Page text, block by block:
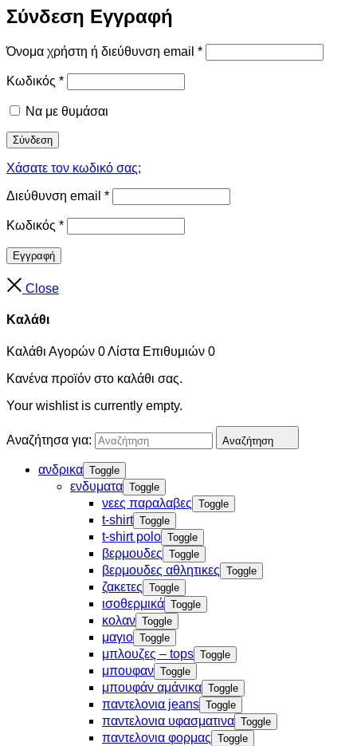
Σύνδεση Εγγραφή
Όνομα χρήστη ή διεύθυνση email *
Κωδικός *
Να με θυμάσαι
Σύνδεση
Χάσατε τον κωδικό σας;
Διεύθυνση email *
Κωδικός *
Εγγραφή
Close
Καλάθι
Καλάθι Αγορών 0Λίστα Επιθυμιών 0
Κανένα προϊόν στο καλάθι σας.
Your wishlist is currently empty.
Αναζήτησα για: Αναζήτηση
ανδρικα Toggle
ενδυματα Toggle
νεες παραλαβες Toggle
t-shirt Toggle
t-shirt polo Toggle
βερμουδες Toggle
βερμουδες αθλητικες Toggle
ζακετες Toggle
ισοθερμικά Toggle
κολαν Toggle
μαγιο Toggle
μπλουζες – tops Toggle
μπουφαν Toggle
μπουφάν αμάνικα Toggle
παντελονια jeans Toggle
παντελονια υφασματινα Toggle
παντελονια φορμας Toggle